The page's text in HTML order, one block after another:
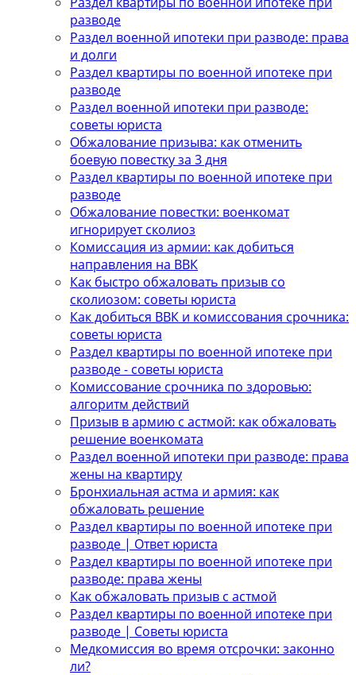
разводе
Раздел военной ипотеки при разводе: права
и долги
Раздел квартиры по военной ипотеке при
разводе
Раздел военной ипотеки при разводе:
советы юриста
Обжалование призыва: как отменить
боевую повестку за 3 дня
Раздел квартиры по военной ипотеке при
разводе
Обжалование повестки: военкомат
игнорирует сколиоз
Комиссация из армии: как добиться
направления на ВВК
Как быстро обжаловать призыв со
сколиозом: советы юриста
Как добиться ВВК и комиссования срочника:
советы юриста
Раздел квартиры по военной ипотеке при
разводе - советы юриста
Комиссование срочника по здоровью:
алгоритм действий
Призыв в армию с астмой: как обжаловать
решение военкомата
Раздел военной ипотеки при разводе: права
жены на квартиру
Бронхиальная астма и армия: как
обжаловать решение
Раздел квартиры по военной ипотеке при
разводе | Ответ юриста
Раздел квартиры по военной ипотеке при
разводе: права жены
Как обжаловать призыв с астмой
Раздел квартиры по военной ипотеке при
разводе | Советы юриста
Медкомиссия во время отсрочки: законно
ли?